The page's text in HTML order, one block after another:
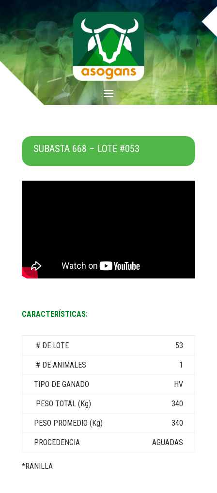
SUBASTA 668 – LOTE #053
CARACTERÍSTICAS:
53
1
HV
340
340
AGUADAS
*RANILLA